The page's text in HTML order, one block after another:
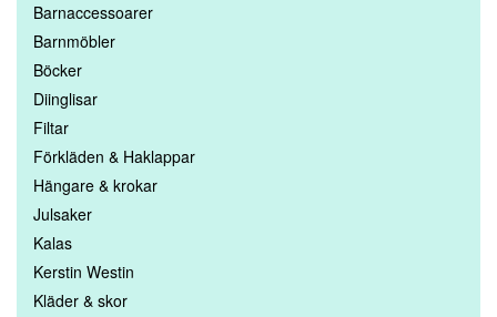
Barnaccessoarer
Barnmöbler
Böcker
Diinglisar
Filtar
Förkläden & Haklappar
Hängare & krokar
Julsaker
Kalas
Kerstin Westin
Kläder & skor